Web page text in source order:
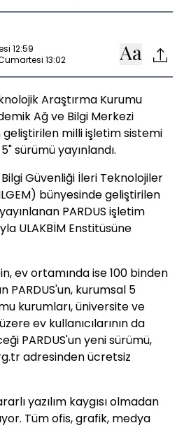
12:59
13:02
Araştırma Kurumu
Ağ ve Bilgi Merkezi
geliştirilen milli işletim sistemi
sürümü yayınlandı.
Bilgi Güvenliği İleri Teknolojiler
bünyesinde geliştirilen
PARDUS işletim
ULAKBİM Enstitüsüne
ev ortamında ise 100 binden
PARDUS'un, kurumsal 5
kurumları, üniversite ve
ev kullanıcılarının da
PARDUS'un yeni sürümü,
adresinden ücretsiz
yazılım kaygısı olmadan
Tüm ofis, grafik, medya